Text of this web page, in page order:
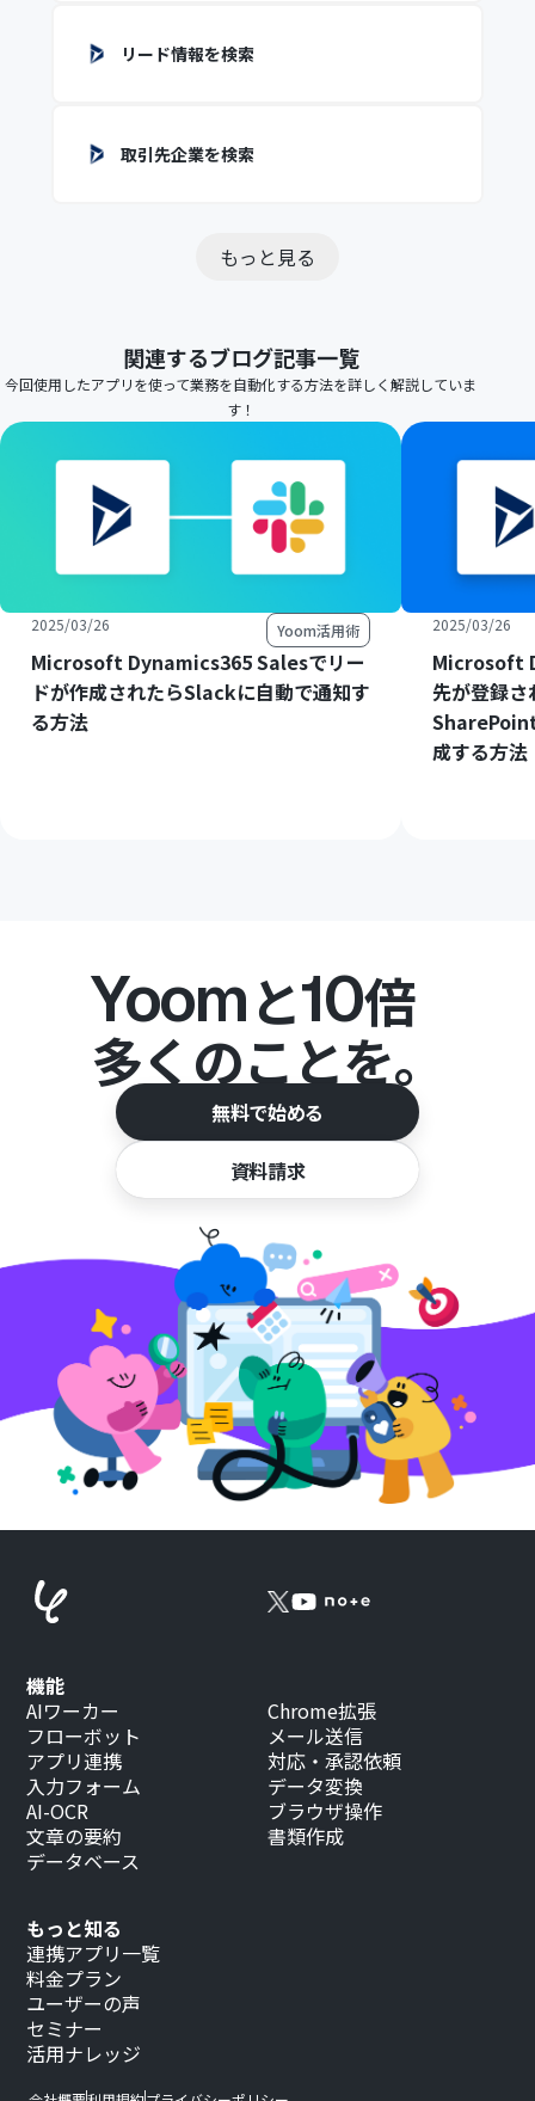
リード情報を検索
取引先企業を検索
もっと見る
関連するブログ記事一覧
今回使用したアプリを使って業務を自動化する方法を詳しく解説していま
す！
2025/03/26 Yoom活用術
Microsoft Dynamics365 Salesでリー
ドが作成されたらSlackに自動で通知す
る方法
2025/03/26
Microsoft
先が登録
成する方法
Yoomと10倍
多くのことを。
無料で始める
資料請求
もっと知る
連携アプリ一覧
料金プラン
ユーザーの声
セミナー
活用ナレッジ
機能
AIワーカー
フローボット
アプリ連携
入力フォーム
AI-OCR
文章の要約
データベース
Chrome拡張
メール送信
対応・承認依頼
データ変換
ブラウザ操作
書類作成